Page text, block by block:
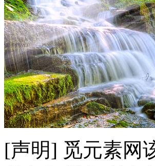
[声明] 觅元素网